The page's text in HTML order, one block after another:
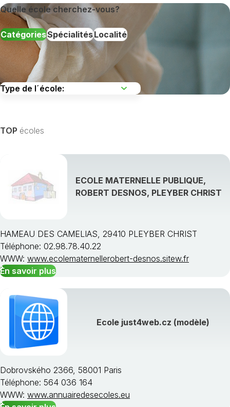
Quelle école cherchez-vous?
CatégoriesSpécialitésLocalité
Afficher toutes les spécialités de formation »
Choisissez une région
TOP écoles
ECOLE MATERNELLE PUBLIQUE,
ROBERT DESNOS, PLEYBER CHRIST
HAMEAU DES CAMELIAS, 29410 PLEYBER CHRIST
Téléphone: 02.98.78.40.22
WWW: www.ecolematernellerobert-desnos.sitew.fr
En savoir plus
Ecole just4web.cz (modèle)
Dobrovského 2366, 58001 Paris
Téléphone: 564 036 164
WWW: www.annuairedesecoles.eu